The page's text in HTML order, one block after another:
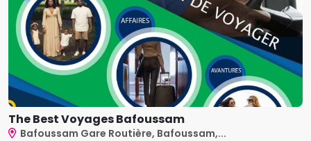
The Best Voyages Bafoussam
Bafoussam Gare Routière, Bafoussam,...